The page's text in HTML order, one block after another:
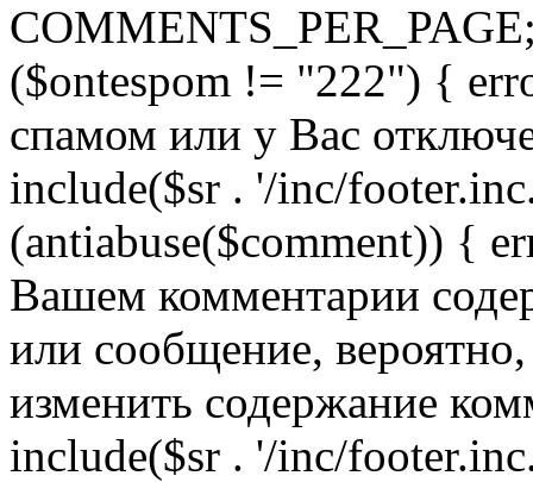
($ontespom != "222") {
спамом или у Вас
include($sr . '/inc/
(antiabuse($comment)) {
Вашем комментарии
или сообщение,
изменить содержание
include($sr . '/inc/